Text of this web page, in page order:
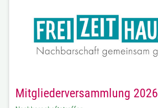
Mitgliederversammlung 2026